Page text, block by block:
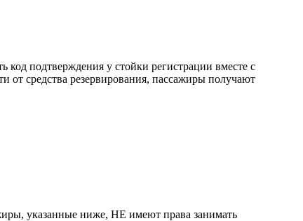
подтверждения у стойки регистрации вместе с
от средства резервирования, пассажиры получают
указанные ниже, НЕ имеют права занимать